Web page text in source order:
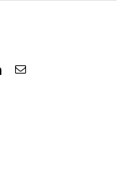
LinkedInEmail